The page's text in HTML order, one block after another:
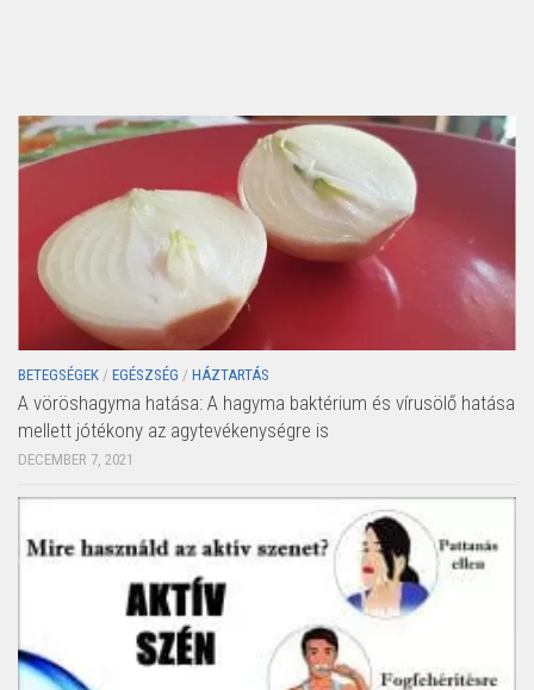
BETEGSÉGEK / EGÉSZSÉG / HÁZTARTÁS
A vöröshagyma hatása: A hagyma baktérium és vírusölő hatása
mellett jótékony az agytevékenységre is
DECEMBER 7, 2021